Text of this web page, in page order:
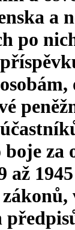
a
po
za
až